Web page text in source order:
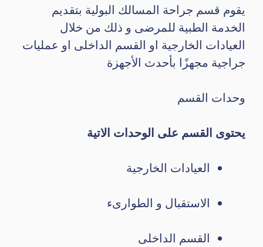
يقوم قسم جراحة المسالك البولية بتقديم
الخدمة الطبية للمرضى و ذلك من خلال
العيادات الخارجية او القسم الداخلى او عمليات
جراجية مجهزًا بأحدث الأجهزة
وحدات القسم
يحتوى القسم على الوحدات الاتية
العيادات الخارجية
الاستقبال و الطوارىء
القسم الداخلى